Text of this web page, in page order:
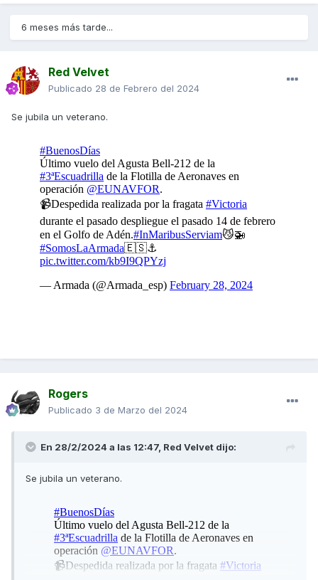
6 meses más tarde...
Red Velvet
Publicado 28 de Febrero del 2024
Se jubila un veterano.
Rogers
Publicado 3 de Marzo del 2024
En 28/2/2024 a las 12:47, Red Velvet dijo:
Se jubila un veterano.